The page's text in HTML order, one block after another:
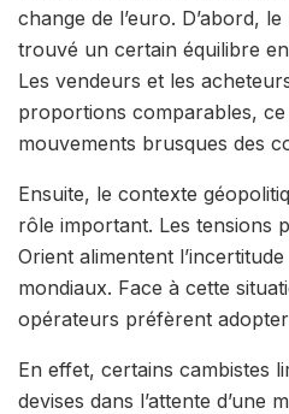
change de l’euro. D’abord,
trouvé un certain équilibre
Les vendeurs et les
proportions comparables, ce
mouvements brusques des
Ensuite, le contexte
rôle important. Les tensions
Orient alimentent
mondiaux. Face à cette
opérateurs préfèrent
En effet, certains cambistes
devises dans l’attente d’une